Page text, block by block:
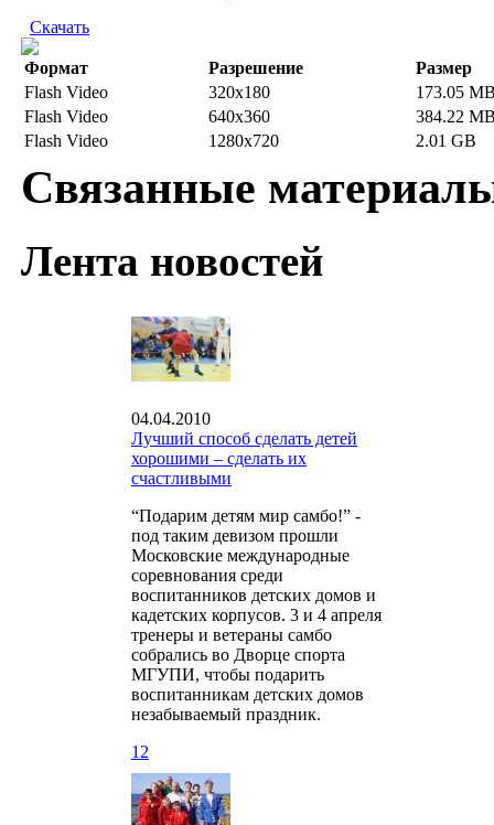
Скачать
Формат Разрешение
Размер
Flash Video
320x180
173.05
Flash Video
640x360
384.22
Flash Video
1280x720 2.01 GB
Связанные
Лента новостей
04.04.2010
Лучший способ сделать детей
хорошими – сделать их
счастливыми
“Подарим детям мир самбо!” -
под таким девизом прошли
Московские международные
соревнования среди
воспитанников детских домов и
кадетских корпусов. 3 и 4 апреля
тренеры и ветераны самбо
собрались во Дворце спорта
МГУПИ, чтобы подарить
воспитанникам детских домов
незабываемый праздник.
12